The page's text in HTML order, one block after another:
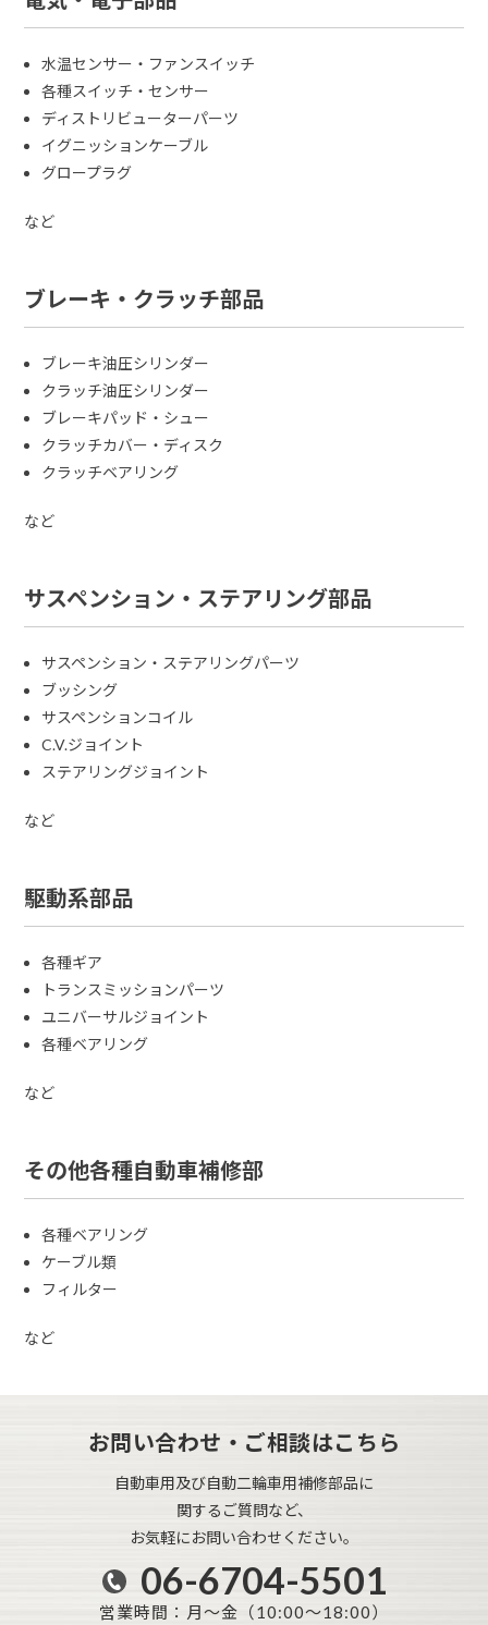
水温センサー・ファンスイッチ
各種スイッチ・センサー
ディストリビューターパーツ
イグニッションケーブル
グロープラグ
など
ブレーキ・クラッチ部品
ブレーキ油圧シリンダー
クラッチ油圧シリンダー
ブレーキパッド・シュー
クラッチカバー・ディスク
クラッチベアリング
など
サスペンション・ステアリング部品
サスペンション・ステアリングパーツ
ブッシング
サスペンションコイル
C.V.ジョイント
ステアリングジョイント
など
駆動系部品
各種ギア
トランスミッションパーツ
ユニバーサルジョイント
各種ベアリング
など
その他各種自動車補修部
各種ベアリング
ケーブル類
フィルター
など
お問い合わせ・ご相談はこちら
自動車用及び自動二輪車用補修部品に
関するご質問など、
お気軽にお問い合わせください。
06-6704-5501
営業時間：月～金（10:00～18:00）